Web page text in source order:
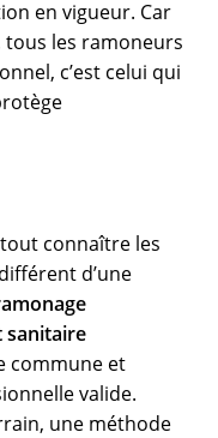
en vigueur. Car
les ramoneurs
c’est celui qui
connaître les
d’une
sanitaire
commune et
valide.
une méthode